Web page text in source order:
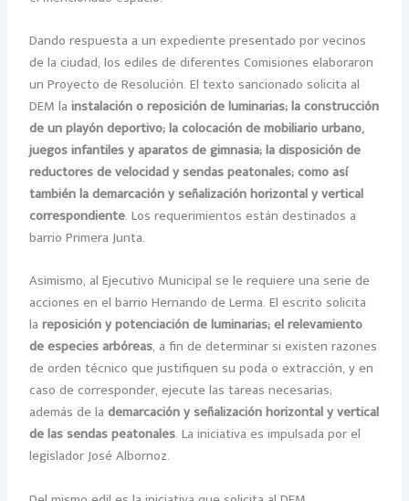
Dando respuesta a un expediente presentado por vecinos
de la ciudad, los ediles de diferentes Comisiones elaboraron
un Proyecto de Resolución. El texto sancionado solicita al
DEM lainstalación o reposición de luminarias; la construcción
de un playón deportivo; la colocación de mobiliario urbano,
juegos infantiles y aparatos de gimnasia; la disposición de
reductores de velocidad y sendas peatonales; como así
también la demarcación y señalización horizontal y vertical
correspondiente. Los requerimientos están destinados a
barrio Primera Junta.
Asimismo, al Ejecutivo Municipal se le requiere una serie de
acciones en el barrio Hernando de Lerma. El escrito solicita
lareposición y potenciación de luminarias; el relevamiento
de especies arbóreas, a fin de determinar si existen razones
de orden técnico que justifiquen su poda o extracción, y en
caso de corresponder, ejecute las tareas necesarias;
además de lademarcación y señalización horizontal y vertical
de las sendas peatonales. La iniciativa es impulsada por el
legislador José Albornoz.